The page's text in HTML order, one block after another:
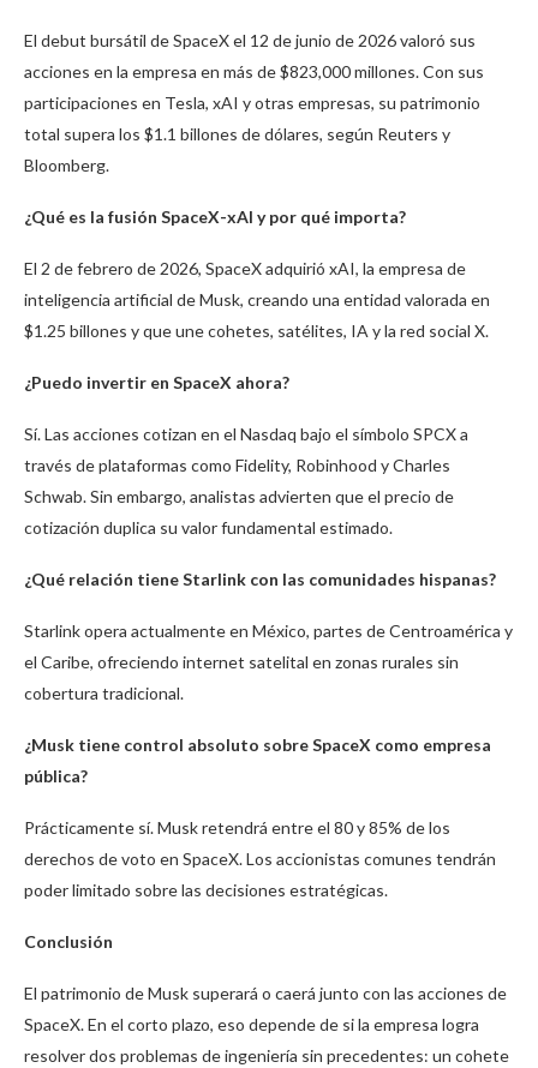
El debut bursátil de SpaceX el 12 de junio de 2026 valoró sus
acciones en la empresa en más de $823,000 millones. Con sus
participaciones en Tesla, xAI y otras empresas, su patrimonio
total supera los $1.1 billones de dólares, según Reuters y
Bloomberg.
¿Qué es la fusión SpaceX-xAI y por qué importa?
El 2 de febrero de 2026, SpaceX adquirió xAI, la empresa de
inteligencia artificial de Musk, creando una entidad valorada en
$1.25 billones y que une cohetes, satélites, IA y la red social X.
¿Puedo invertir en SpaceX ahora?
Sí. Las acciones cotizan en el Nasdaq bajo el símbolo SPCX a
través de plataformas como Fidelity, Robinhood y Charles
Schwab. Sin embargo, analistas advierten que el precio de
cotización duplica su valor fundamental estimado.
¿Qué relación tiene Starlink con las comunidades hispanas?
Starlink opera actualmente en México, partes de Centroamérica y
el Caribe, ofreciendo internet satelital en zonas rurales sin
cobertura tradicional.
¿Musk tiene control absoluto sobre SpaceX como empresa
pública?
Prácticamente sí. Musk retendrá entre el 80 y 85% de los
derechos de voto en SpaceX. Los accionistas comunes tendrán
poder limitado sobre las decisiones estratégicas.
Conclusión
El patrimonio de Musk superará o caerá junto con las acciones de
SpaceX. En el corto plazo, eso depende de si la empresa logra
resolver dos problemas de ingeniería sin precedentes: un cohete